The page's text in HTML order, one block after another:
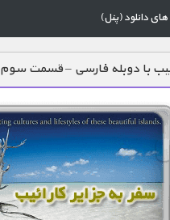
دانلود (پنل)
با دوبله فارسی – قسمت سوم